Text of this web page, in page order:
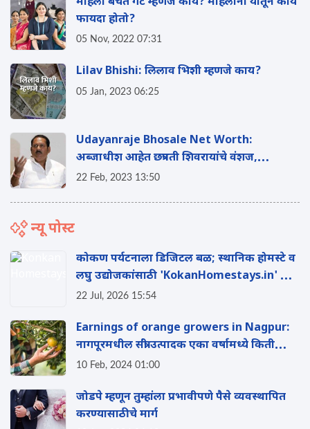
फायदा होतो?
05 Nov, 2022 07:31
Lilav Bhishi: लिलाव भिशी म्हणजे काय?
05 Jan, 2023 06:25
Udayanraje Bhosale Net Worth:
अब्जाधीश आहेत छत्रपती शिवरायांचे वंशज,
उदयनराजे भोसले! जाणून घ्या त्यांची एकूण संपत्ती!
22 Feb, 2023 13:50
न्यू पोस्ट
कोकण पर्यटनाला डिजिटल बळ; स्थानिक होमस्टे व
लघु उद्योजकांसाठी 'KokanHomestays.in' ची
सुरुवात
22 Jul, 2026 15:54
Earnings of orange growers in Nagpur:
नागपूरमधील संत्री उत्पादक एका वर्षामध्ये किती
कमाई करतात?
10 Feb, 2024 01:00
जोडपे म्हणून तुम्हांला प्रभावीपणे पैसे व्यवस्थाप‍ित
करण्यासाठीचे मार्ग